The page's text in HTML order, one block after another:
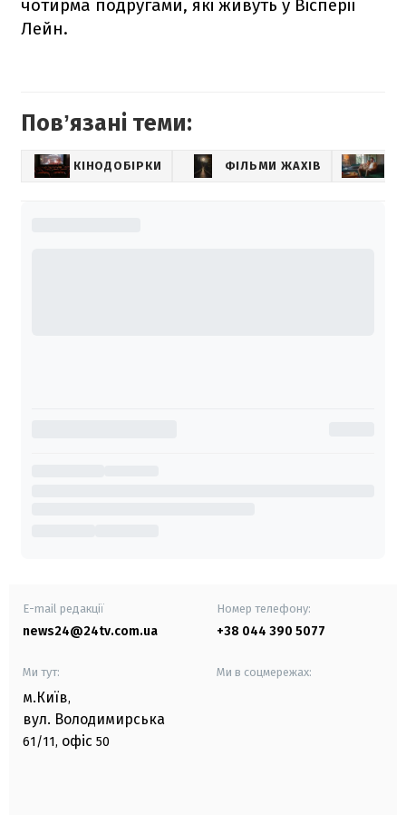
чотирма подругами, які живуть у Вісперії
Лейн.
Повʼязані теми:
КІНОДОБІРКИ ФІЛЬМИ ЖАХІВ
E-mail редакції
news24@24tv.com.ua
Номер телефону:
+38 044 390 5077
Ми тут:
м.Київ,
вул. Володимирська
61/11, офіс 50
Ми в соцмережах: